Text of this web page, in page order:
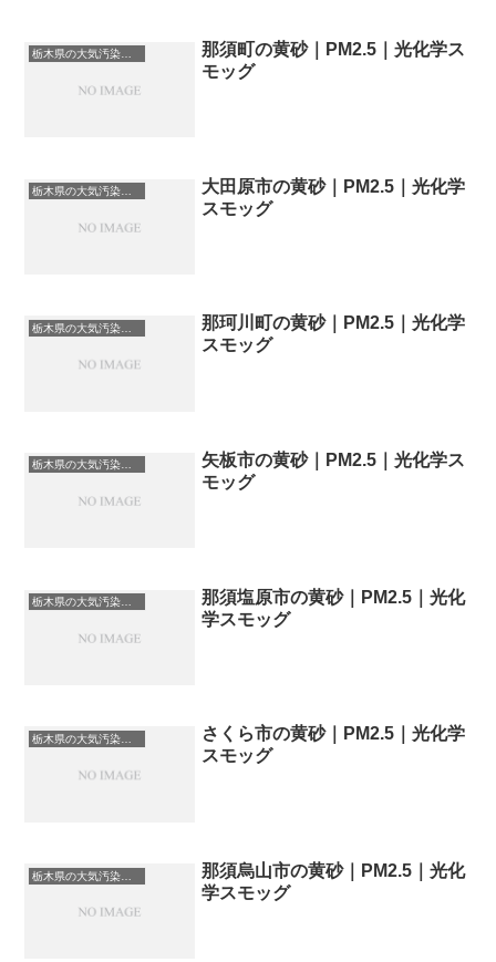
栃木県の大気汚染・PM2.5・黄砂・エアロゾルの数値
那須町の黄砂｜PM2.5｜光化学ス
モッグ
栃木県の大気汚染・PM2.5・黄砂・エアロゾルの数値
大田原市の黄砂｜PM2.5｜光化学
スモッグ
栃木県の大気汚染・PM2.5・黄砂・エアロゾルの数値
那珂川町の黄砂｜PM2.5｜光化学
スモッグ
栃木県の大気汚染・PM2.5・黄砂・エアロゾルの数値
矢板市の黄砂｜PM2.5｜光化学ス
モッグ
栃木県の大気汚染・PM2.5・黄砂・エアロゾルの数値
那須塩原市の黄砂｜PM2.5｜光化
学スモッグ
栃木県の大気汚染・PM2.5・黄砂・エアロゾルの数値
さくら市の黄砂｜PM2.5｜光化学
スモッグ
栃木県の大気汚染・PM2.5・黄砂・エアロゾルの数値
那須烏山市の黄砂｜PM2.5｜光化
学スモッグ